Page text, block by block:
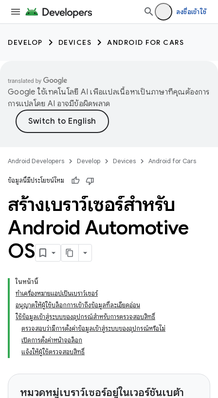
ลงชื่อเข้าใช้
DEVELOP DEVICES ANDROID FOR CARS
Google ใช้เทคโนโลยี AI เพื่อแปลเนื้อหาเป็นภาษาที่คุณต้องการ
การแปลโดย AI อาจมีข้อผิดพลาด
Android Developers Develop Devices Android for Cars
ข้อมูลนี้มีประโยชน์ไหม
สร้างเบราว์เซอร์สำหรับ
Android Automotive
OS
ในหน้านี้
ทำเครื่องหมายแอปเป็นเบราว์เซอร์
อนุญาตให้ผู้ใช้บล็อกการเข้าถึงข้อมูลที่ละเอียดอ่อน
ใช้ข้อมูลเข้าสู่ระบบของอุปกรณ์สำหรับการตรวจสอบสิทธิ์
ตรวจสอบว่ามีการตั้งค่าข้อมูลเข้าสู่ระบบของอุปกรณ์หรือไม่
เปิดการตั้งค่าหน้าจอล็อก
แจ้งให้ผู้ใช้ตรวจสอบสิทธิ์
หมวดหมู่เบราว์เซอร์อยู่ในเวอร์ชันเบต้า